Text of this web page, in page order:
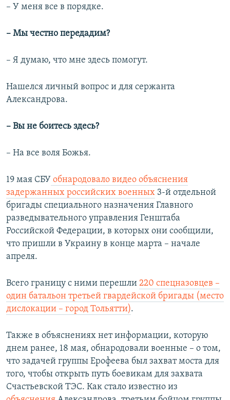
– У меня все в порядке.
– Мы честно передадим?
– Я думаю, что мне здесь помогут.
Нашелся личный вопрос и для сержанта
Александрова.
– Вы не боитесь здесь?
– На все воля Божья.
19 мая СБУ обнародовало видео объяснения
задержанных российских военных 3-й отдельной
бригады специального назначения Главного
разведывательного управления Генштаба
Российской Федерации, в которых они сообщили,
что пришли в Украину в конце марта – начале
апреля.
Всего границу с ними перешли 220 спецназовцев –
один батальон третьей гвардейской бригады (место
дислокации – город Тольятти).
Также в объяснениях нет информации, которую
днем ранее, 18 мая, обнародовали военные – о том,
что задачей группы Ерофеева был захват моста для
того, чтобы открыть путь боевикам для захвата
Счастьевской ТЭС. Как стало известно из